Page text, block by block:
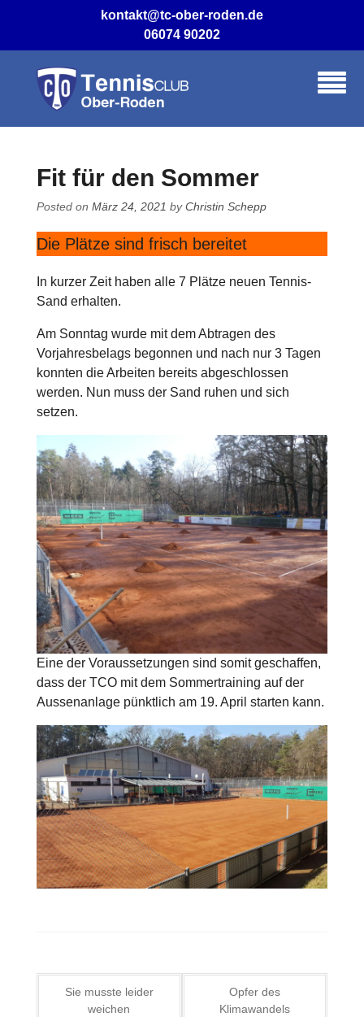
content
kontakt@tc-ober-roden.de
06074 90202
Fit für den Sommer
Posted on März 24, 2021 byChristin Schepp
Die Plätze sind frisch bereitet
In kurzer Zeit haben alle 7 Plätze neuen Tennis-
Sand erhalten.
Am Sonntag wurde mit dem Abtragen des
Vorjahresbelags begonnen und nach nur 3 Tagen
konnten die Arbeiten bereits abgeschlossen
werden. Nun muss der Sand ruhen und sich
setzen.
Eine der Voraussetzungen sind somit geschaffen,
dass der TCO mit dem Sommertraining auf der
Aussenanlage pünktlich am 19. April starten kann.
Beitragsnavigation
Sie musste leider
weichen
Opfer des
Klimawandels